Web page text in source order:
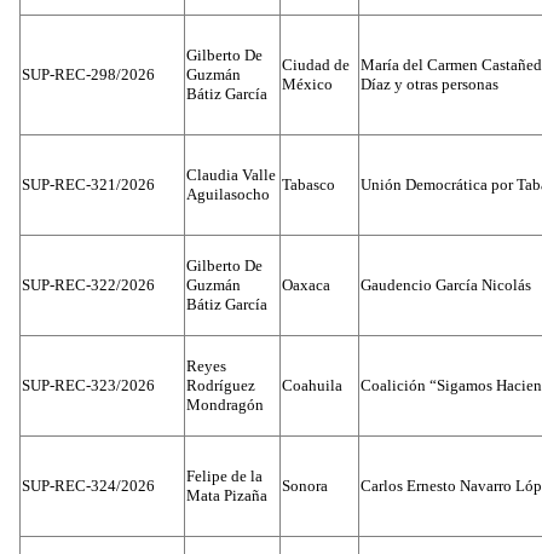
SUP-REC-298/2026
Gilberto De
Guzmán
Bátiz García
Ciudad de
México
María del Carmen
Díaz y otras personas
SUP-REC-321/2026
Claudia Valle
Aguilasocho
Tabasco Unión Democrática por
SUP-REC-322/2026
Gilberto De
Guzmán
Bátiz García
Oaxaca Gaudencio García Nicolás
SUP-REC-323/2026
Reyes
Rodríguez
Mondragón
Coahuila Coalición “Sigamos
SUP-REC-324/2026
Felipe de la
Mata Pizaña
Sonora Carlos Ernesto Navarro